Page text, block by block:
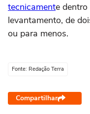
tecnicamente
levantamento, de
ou para menos.
Fonte: Redação Terra
Compartilhar